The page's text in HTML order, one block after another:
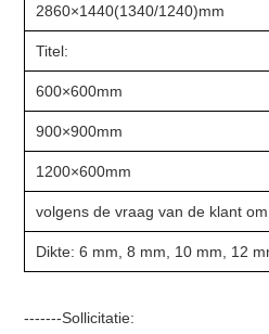
2860×1440(1340/1240)mm
Titel:
600×600mm
900×900mm
1200×600mm
volgens de vraag van de klant
Dikte: 6 mm, 8 mm, 10 mm, 12
-------Sollicitatie: